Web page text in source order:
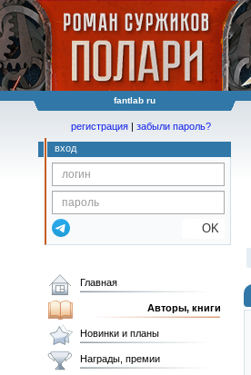
fantlab ru
регистрация | забыли пароль?
вход
OK
Главная
Авторы, книги
Новинки и планы
Награды, премии